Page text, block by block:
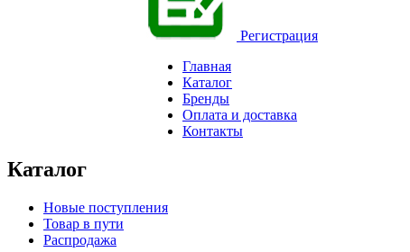
Регистрация
Главная
Каталог
Бренды
Оплата и доставка
Контакты
Каталог
Новые поступления
Товар в пути
Распродажа